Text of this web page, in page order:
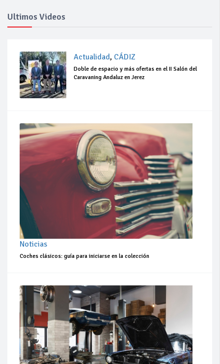
Ultimos Videos
Actualidad, CÁDIZ
Doble de espacio y más ofertas en el II Salón del
Caravaning Andaluz en Jerez
Noticias
Coches clásicos: guía para iniciarse en la colección